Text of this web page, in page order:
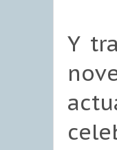
Y